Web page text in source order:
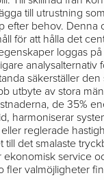
till utrustning
efter behov. Denna
för att hålla det
loggas
analysalternativ
säkerställer
utbyte av stora
de 35%
harmoniserar
eller reglerade
till det smalaste
ekonomisk service
fler valmöjligheter